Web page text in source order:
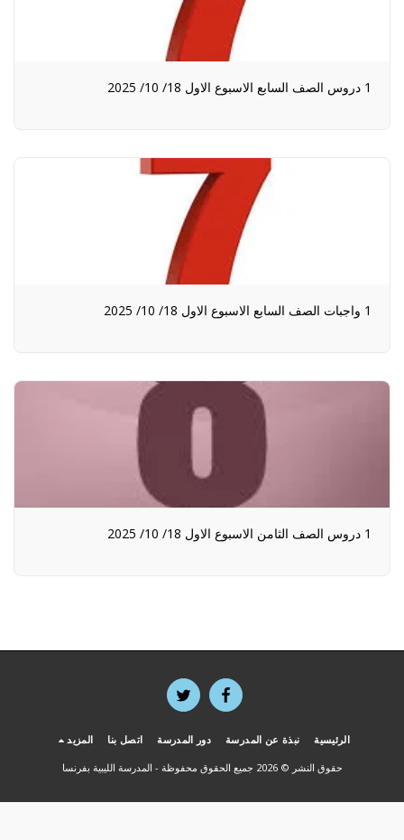
1 دروس الصف السابع الاسبوع الاول 18/ 10/ 2025
1 واجبات الصف السابع الاسبوع الاول 18/ 10/ 2025
1 دروس الصف الثامن الاسبوع الاول 18/ 10/ 2025
الرئيسية نبذة عن المدرسة دور المدرسة اتصل بنا المزيد
حقوق النشر © 2026 جميع الحقوق محفوظة - المدرسة الليبية بفرنسا